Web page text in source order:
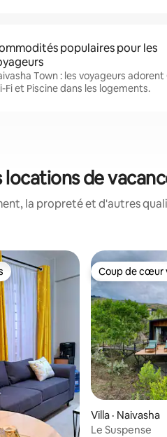
populaires pour les
Town : les voyageurs adorent
Fi et Piscine dans les logements.
locations de
la propreté et d'autres
Coup de cœur
Coup de cœur
Villa · Naivasha
Le Suspense